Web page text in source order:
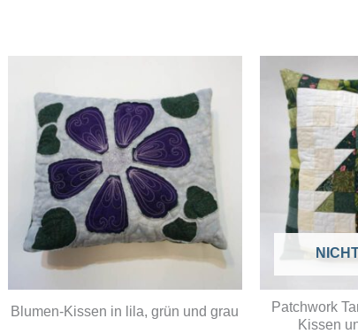
Blumen-Kissen in lila, grün und grau
Patchwork
Kissen